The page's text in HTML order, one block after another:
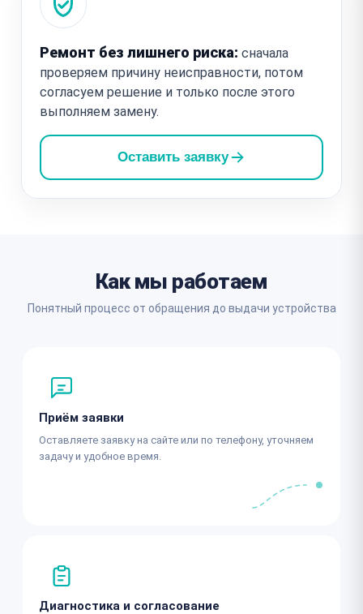
Ремонт без лишнего риска: сначала
проверяем причину неисправности, потом
согласуем решение и только после этого
выполняем замену.
Оставить заявку
Как мы работаем
Понятный процесс от обращения до выдачи устройства
Приём заявки
Оставляете заявку на сайте или по телефону, уточняем
задачу и удобное время.
Диагностика и согласование